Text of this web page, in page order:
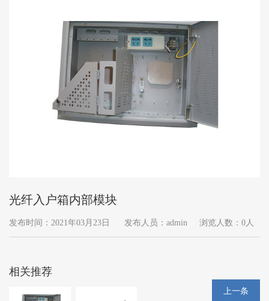
光纤入户箱内部模块
发布时间：2021年03月23日 发布人员：admin 浏览人数：0人
相关推荐
上一条